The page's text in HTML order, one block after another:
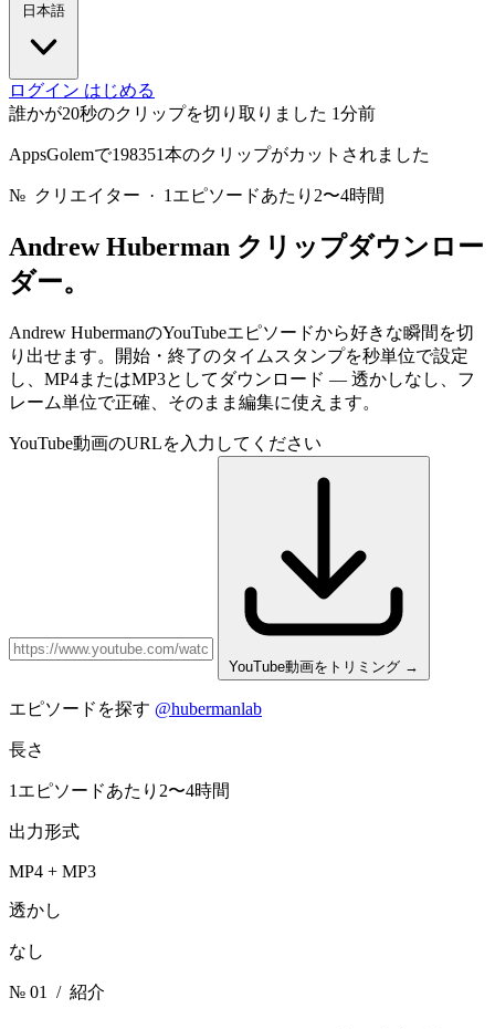
日本語
ログイン はじめる
誰かが20秒のクリップを切り取りました 1分前
AppsGolemで198351本のクリップがカットされました
№ クリエイター · 1エピソードあたり2〜4時間
Andrew Huberman クリップダウンロー
ダー。
Andrew HubermanのYouTubeエピソードから好きな瞬間を切
り出せます。開始・終了のタイムスタンプを秒単位で設定
し、MP4またはMP3としてダウンロード — 透かしなし、フ
レーム単位で正確、そのまま編集に使えます。
YouTube動画のURLを入力してください
YouTube動画をトリミング →
エピソードを探す @hubermanlab
長さ
1エピソードあたり2〜4時間
出力形式
MP4 + MP3
透かし
なし
№ 01 / 紹介